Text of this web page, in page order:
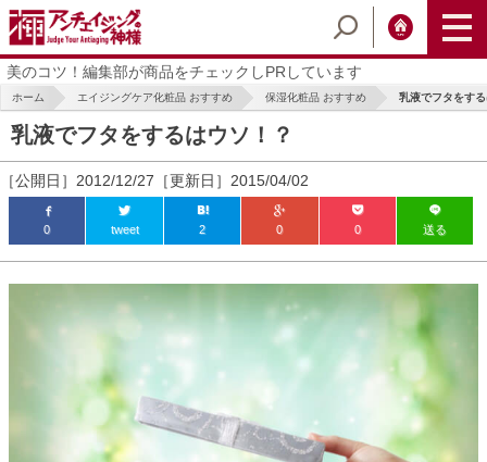
美のコツ！編集部が商品をチェックしPRしています
ホーム エイジングケア化粧品 おすすめ 保湿化粧品 おすすめ 乳液でフタをす
乳液でフタをするはウソ！？
［公開日］2012/12/27［更新日］2015/04/02
0 tweet 2 0 0 送る
antiaging/wp-
antiaging/wp-